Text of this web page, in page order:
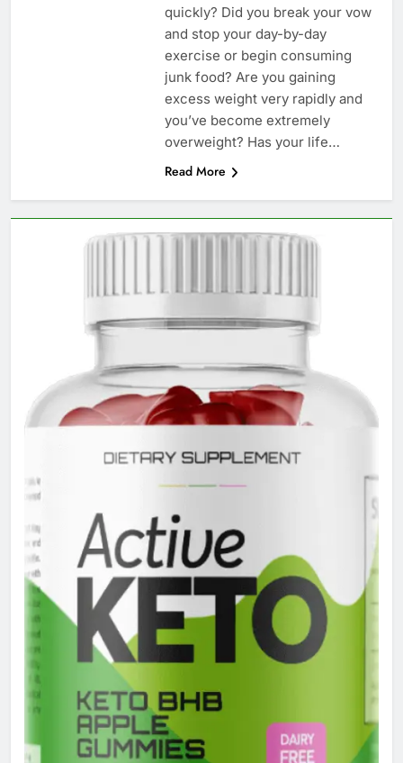
quickly? Did you break your vow
and stop your day-by-day
exercise or begin consuming
junk food? Are you gaining
excess weight very rapidly and
you’ve become extremely
overweight? Has your life…
Read More